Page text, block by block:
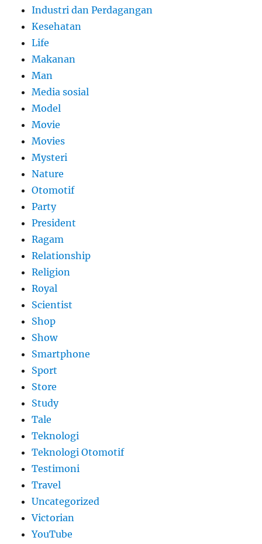
Industri dan Perdagangan
Kesehatan
Life
Makanan
Man
Media sosial
Model
Movie
Movies
Mysteri
Nature
Otomotif
Party
President
Ragam
Relationship
Religion
Royal
Scientist
Shop
Show
Smartphone
Sport
Store
Study
Tale
Teknologi
Teknologi Otomotif
Testimoni
Travel
Uncategorized
Victorian
YouTube